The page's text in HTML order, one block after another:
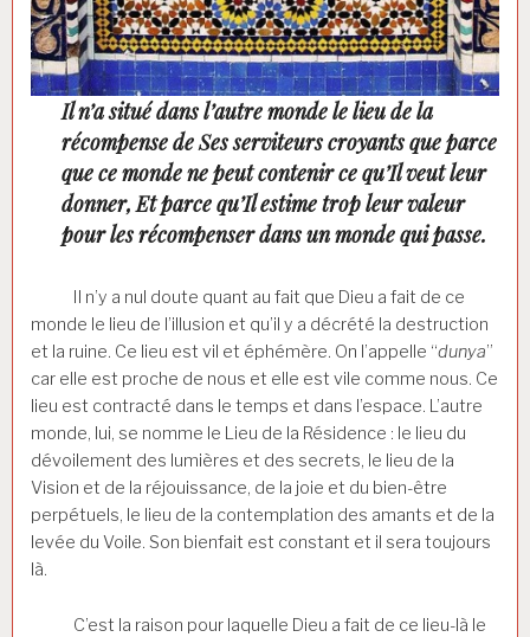
Il n’a situé dans l’autre monde le lieu de la
récompense de Ses serviteurs croyants que parce
que ce monde ne peut contenir ce qu’Il veut leur
donner, Et parce qu’Il estime trop leur valeur
pour les récompenser dans un monde qui passe.
Il n’y a nul doute quant au fait que Dieu a fait de ce
monde le lieu de l’illusion et qu’il y a décrété la destruction
et la ruine. Ce lieu est vil et éphémère. On l’appelle “dunya”
car elle est proche de nous et elle est vile comme nous. Ce
lieu est contracté dans le temps et dans l’espace. L’autre
monde, lui, se nomme le Lieu de la Résidence : le lieu du
dévoilement des lumières et des secrets, le lieu de la
Vision et de la réjouissance, de la joie et du bien-être
perpétuels, le lieu de la contemplation des amants et de la
levée du Voile. Son bienfait est constant et il sera toujours
là.
C’est la raison pour laquelle Dieu a fait de ce lieu-là le